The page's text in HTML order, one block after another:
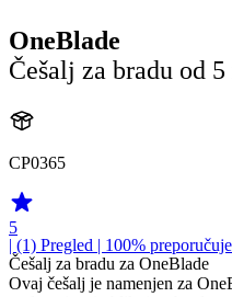
OneBlade
Češalj za bradu od 5
CP0365
5
| (1) Pregled | 100%
Češalj za bradu za OneBlade
Ovaj češalj je namenjen za